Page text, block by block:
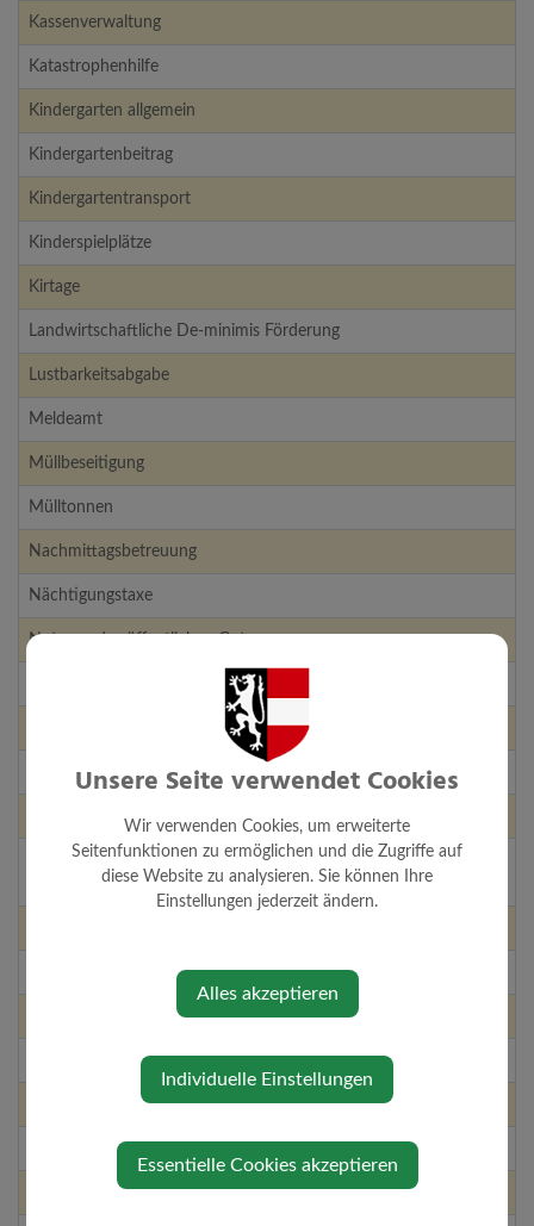
Kassenverwaltung
Katastrophenhilfe
Kindergarten allgemein
Kindergartenbeitrag
Kindergartentransport
Kinderspielplätze
Kirtage
Landwirtschaftliche De-minimis Förderung
Lustbarkeitsabgabe
Meldeamt
Müllbeseitigung
Mülltonnen
Nachmittagsbetreuung
Nächtigungstaxe
Nutzung des öffentlichen Gutes
Örtliches Entwicklungskonzept
Ortsbild
Ortsbildpflege
Personalaufnahme (auch FerialpraktikantInnen, Lehrlinge,
Saisonkräfte, etc.)
Rechnungsabschluss
Reinigung Familienbad
Reinigung Gemeindehaus
Reinigung Musikschule
Reinigung Schulen
Unsere Seite verwendet Cookies
Wir verwenden Cookies, um erweiterte
Seitenfunktionen zu ermöglichen und die Zugriffe auf
diese Website zu analysieren. Sie können Ihre
Einstellungen jederzeit ändern.
Alles akzeptieren
Individuelle Einstellungen
Essentielle Cookies akzeptieren